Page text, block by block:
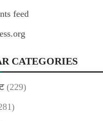
feed
CATEGORIES
(229)